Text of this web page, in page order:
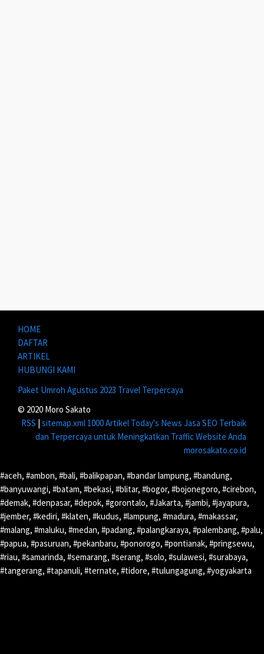
HOME
DAFTAR
ARTIKEL
HUBUNGI KAMI
Paket Umroh Agustus 2023 Travel Terpercaya
© 2020 Moro Sakato
RSS | sitemap.xml 1000 Artikel Today's News Jasa SEO Terbaik
dan Terpercaya untuk Meningkatkan Traffic Website Anda
morosakato.co.id
#aceh, #ambon, #bali, #balikpapan, #bandar lampung, #bandung,
#banyuwangi, #batam, #bekasi, #blitar, #bogor, #bojonegoro, #cirebon,
#demak, #denpasar, #depok, #gorontalo, #Jakarta, #jambi, #jayapura,
#jember, #kediri, #klaten, #kudus, #lampung, #madura, #makassar,
#malang, #maluku, #medan, #padang, #palangkaraya, #palembang, #palu,
#papua, #pasuruan, #pekanbaru, #ponorogo, #pontianak, #pringsewu,
#riau, #samarinda, #semarang, #serang, #solo, #sulawesi, #surabaya,
#tangerang, #tapanuli, #ternate, #tidore, #tulungagung, #yogyakarta